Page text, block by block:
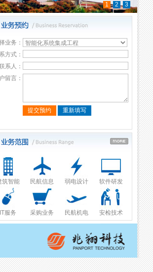
1 2 3
业务：
方式：
系人：
留言：
期… 太原武宿国际机场三期… 南宁吴圩国际机场T3航…
筑智能 民航信息 弱电设计 软件研发
IT服务 采购业务 民航机电 安检技术